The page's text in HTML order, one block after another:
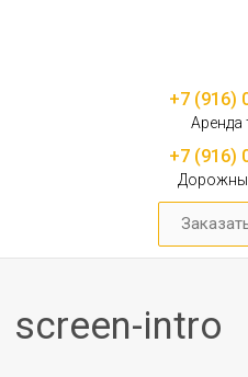
+7 (916)
Аренда
+7 (916)
screen-intro